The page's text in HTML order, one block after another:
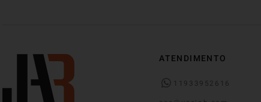
ATENDIMENTO
11933952616